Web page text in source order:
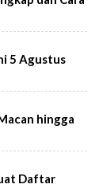
5 Agustus
hingga
Daftar